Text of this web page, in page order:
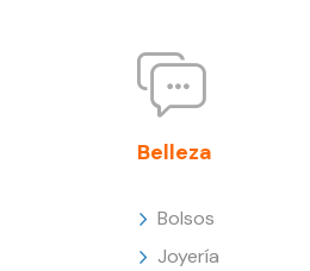
Belleza
Bolsos
Joyería